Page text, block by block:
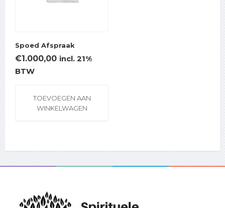
Spoed Afspraak
€1.000,00 incl. 21%
BTW
TOEVOEGEN AAN
WINKELWAGEN